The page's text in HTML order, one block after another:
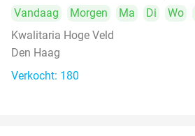
Vandaag Morgen Ma Di Wo
Kwalitaria Hoge Veld
Den Haag
Verkocht: 180